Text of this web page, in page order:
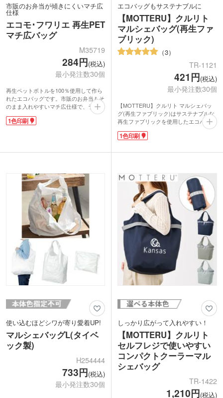
市販のお弁当が傾きにくいマチ広
仕様
エコモ･フワリエ 再生PET
マチ広バッグ
M35719
284円(税込)
最小発注数30個
再生ペットボトルを100％使用して作ら
れたエコバッグです。市販のお弁当もそ
のまま入れやすいマチ広仕様で、ランチ
タイムや仕事帰りのお買い物で活躍しま
す。使用後は洗濯できるので衛生的で
バッグ本体に1色印刷できるので、PR効
カードの景品などにいかがでしょうか。
1色印刷
エコバッグもサステナブルに
【MOTTERU】クルリト
マルシェバッグ(再生ファ
ブリック)
3
TR-1121
421円(税込)
最小発注数30個
【MOTTERU】クルリト マルシェバッ
グ(再生ファブリック)はサステナブルな
再生ファブリックを使用したエコバッ
グ。大人気マルシェ型で、ナチュラルな
風合いの生地感がおしゃれな印象です。
ら作られているため、染色工程がなく
さばるものもラクラク入れられる丸底タ
イプ。使わないときにはくるっと折りた
たんでコンパクトにまとめられます。
1色印刷での名入れが可能です。SDGs
のキャンペーンノベルティや、アパレル
ショップや雑貨店での周年記念品・オリ
ジナルグッズ製作にいかがでしょうか。
1色印刷
使い込むほどシワが寄り愛着UP!
マルシェバッグL(タイベ
ック製)
H254444
733円(税込)
最小発注数30個
しっかり広がって入れやすい！
【MOTTERU】クルリト
セルフレジで使いやすい
コンパクトクーラーマル
シェバッグ
TR-1422
1,210円(税込)